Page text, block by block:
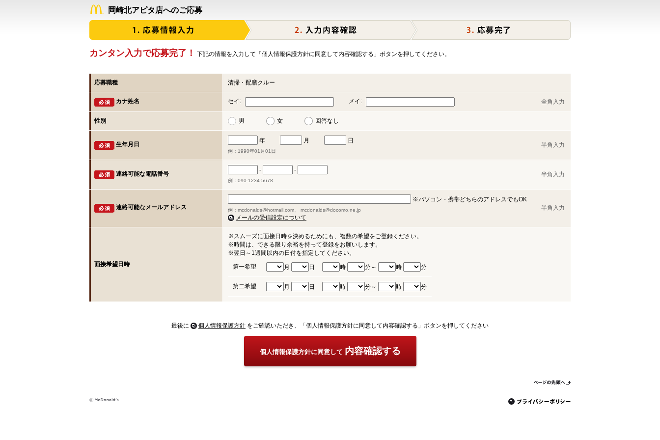
岡崎北アピタ店へのご応募
カンタン入力で応募完了！ 下記の情報を入力して「個人情報保護方針に同意して内容確認する」ボタンを押してください。
応募職種 清掃・配膳クルー
カナ姓名 セイ: メイ: 全角入力
性別 男 女 回答なし
生年月日
年 月 日
例：1990年01月01日
半角入力
連絡可能な電話番号
- -
例：090-1234-5678
半角入力
連絡可能なメールアドレス
※パソコン・携帯どちらのアドレスでもOK
例：mcdonalds@hotmail.com、 mcdonalds@docomo.ne.jp
メールの受信設定について
半角入力
面接希望日時
※スムーズに面接日時を決めるためにも、複数の希望をご登録ください。
※時間は、できる限り余裕を持って登録をお願いします。
※翌日～1週間以内の日付を指定してください。
第一希望
月 日 時 分～ 時 分
第二希望 月 日 時 分～ 時 分
最後に 個人情報保護方針 をご確認いただき、「個人情報保護方針に同意して内容確認する」ボタンを押してください
個人情報保護方針に同意して 内容確認する